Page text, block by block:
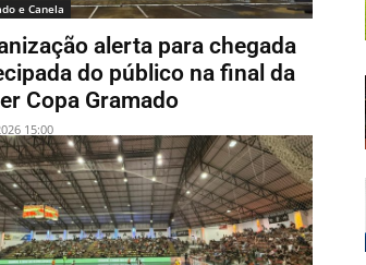
e Canela
alerta para chegada
do público na final da
Copa Gramado
15:00